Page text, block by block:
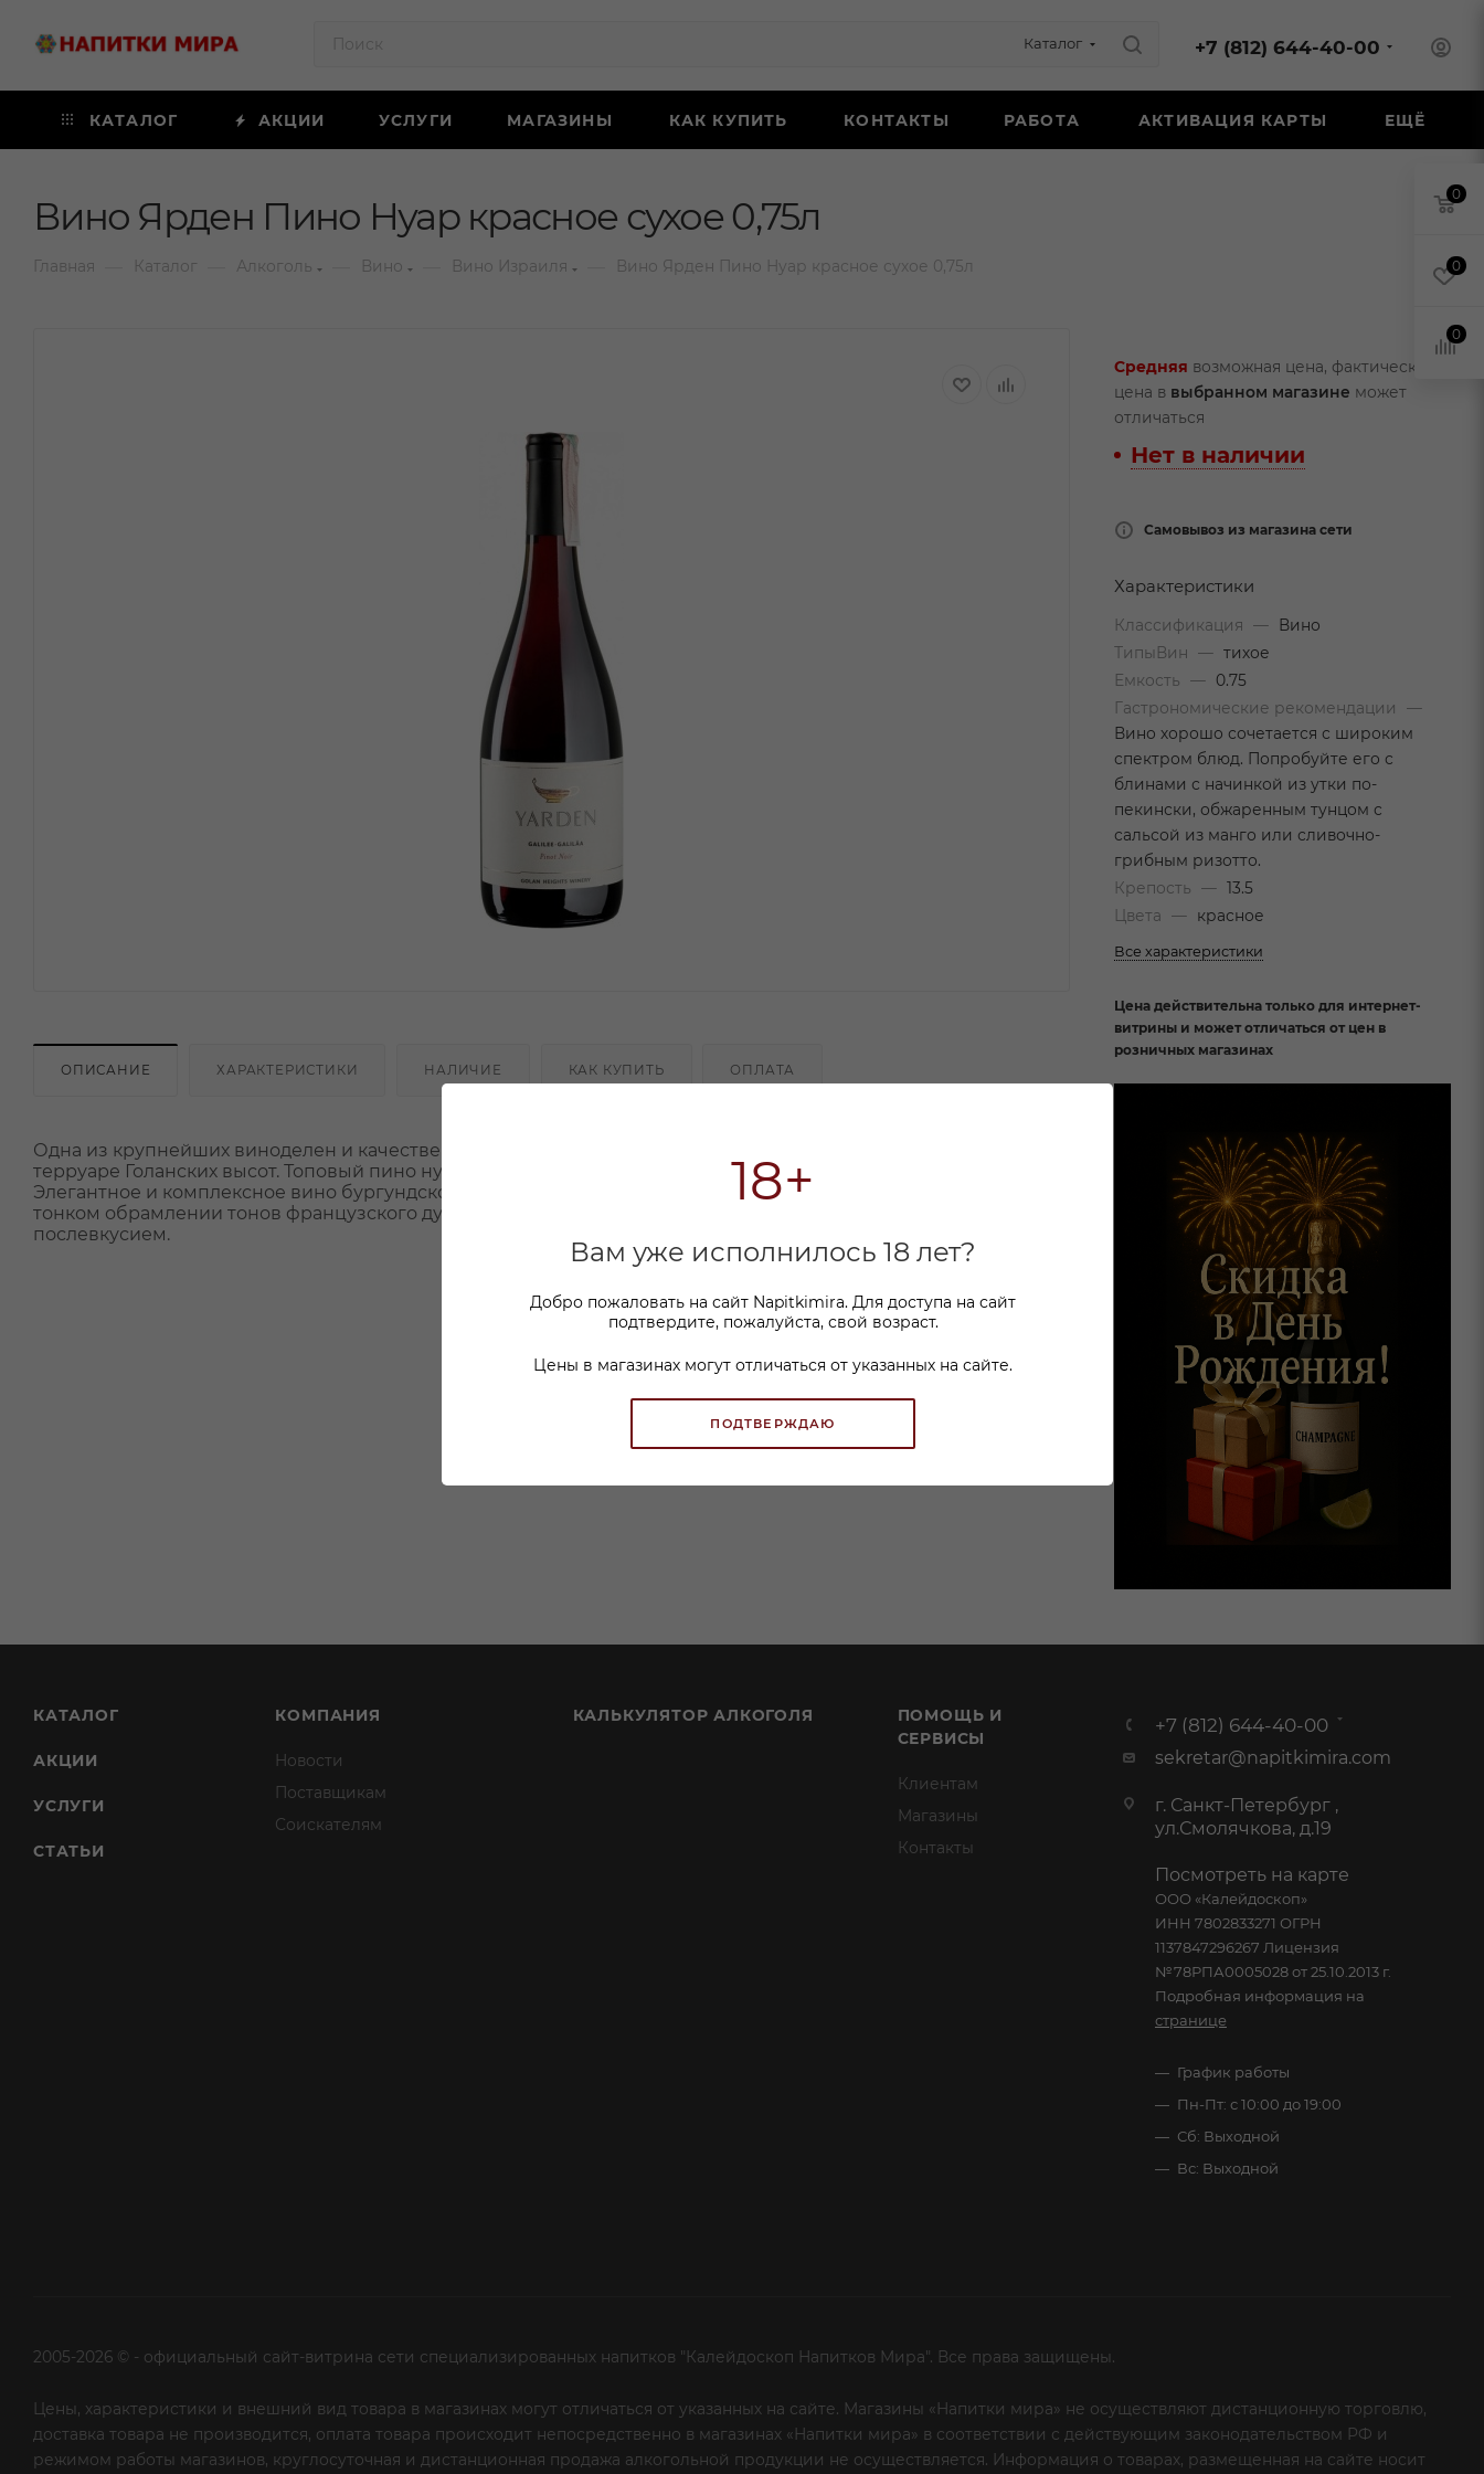
18+
Вам уже исполнилось 18 лет?
Добро пожаловать на сайт Napitkimira. Для доступа на сайт
подтвердите, пожалуйста, свой возраст.
Цены в магазинах могут отличаться от указанных на сайте.
ПОДТВЕРЖДАЮ
Каталог +7 (812) 644-40-00
КАТАЛОГ АКЦИИ УСЛУГИ МАГАЗИНЫ КАК КУПИТЬ КОНТАКТЫ РАБОТА АКТИВАЦИЯ КАРТЫ ЕЩЁ
Вино Ярден Пино Нуар красное сухое 0,75л
Главная Каталог Алкоголь Вино Вино Израиля Вино Ярден Пино Нуар красное сухое 0,75л
ОПИСАНИЕ ХАРАКТЕРИСТИКИ НАЛИЧИЕ КАК КУПИТЬ ОПЛАТА
Одна из крупнейших виноделен и качественный лидер виноделия Израиля, расположена на выдающемся
терруаре Голанских высот. Топовый пино нуар хозяйства, выдержанный 15 месяцев во французском дубе.
Элегантное и комплексное вино бургундского стиля с ароматами красных ягод, фиалки, специй и табака в
тонком обрамлении тонов французского дуба, хорошей структурой, шелковистой текстурой и чистым, свежим
послевкусием.
Средняя возможная цена, фактическая
цена в выбранном магазине может
отличаться
Нет в наличии
Самовывоз из магазина сети
Характеристики
Классификация —
Вино
ТипыВин
— тихое
Емкость
—
0.75
Гастрономические рекомендации
—
Вино хорошо сочетается с широким
спектром блюд. Попробуйте его с
блинами с начинкой из утки по-
пекински, обжаренным тунцом с
сальсой из манго или сливочно-
грибным ризотто.
Крепость
— 13.5
Цвета
— красное
Все характеристики
Цена действительна только для интернет-
витрины и может отличаться от цен в
розничных магазинах
КАТАЛОГ
АКЦИИ
УСЛУГИ
СТАТЬИ
КОМПАНИЯ
Новости
Поставщикам
Соискателям
КАЛЬКУЛЯТОР АЛКОГОЛЯ
ПОМОЩЬ И
СЕРВИСЫ
Клиентам
Магазины
Контакты
+7 (812) 644-40-00
sekretar@napitkimira.com
г. Санкт-Петербург ,
ул.Смолячкова, д.19
Посмотреть на карте
ООО «Калейдоскоп»
ИНН 7802833271 ОГРН
1137847296267 Лицензия
№78РПА0005028 от 25.10.2013 г.
Подробная информация на
странице
График работы
Пн-Пт: с 10:00 до 19:00
Сб: Выходной
Вс: Выходной
2005-2026 © - официальный сайт-витрина сети специализированных напитков "Калейдоскоп Напитков Мира". Все права защищены.
Цены, характеристики и внешний вид товара в магазинах могут отличаться от указанных на сайте. Магазины «Напитки мира» не осуществляют дистанционную торговлю,
доставка товара не производится, оплата товара происходит непосредственно в магазинах «Напитки мира» в соответствии с действующим законодательством РФ и
режимом работы магазинов, круглосуточная и дистанционная продажа алкогольной продукции не осуществляется. Информация о товарах, размещенная на сайте носит
0
0
0